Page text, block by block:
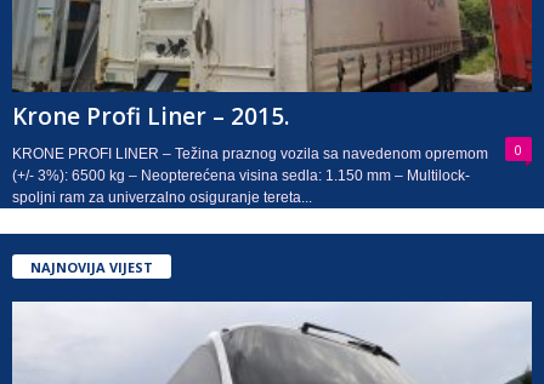
Krone Profi Liner – 2015.
0
KRONE PROFI LINER – Težina praznog vozila sa navedenom opremom
(+/- 3%): 6500 kg – Neopterećena visina sedla: 1.150 mm – Multilock-
spoljni ram za univerzalno osiguranje tereta...
NAJNOVIJA VIJEST